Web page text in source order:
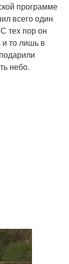
программе
всего один
тех пор он
и то лишь в
небо.